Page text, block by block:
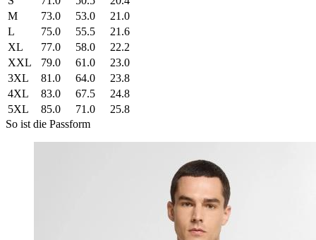
M
73.0 53.0
21.0
L
75.0 55.5
21.6
XL
77.0 58.0
22.2
XXL
79.0 61.0
23.0
3XL
81.0 64.0
23.8
4XL
83.0 67.5
24.8
5XL
85.0 71.0
25.8
So ist die Passform